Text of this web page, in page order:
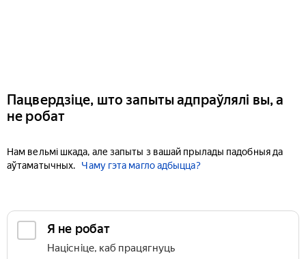
Пацвердзіце, што запыты адпраўлялі вы, а
не робат
Нам вельмі шкада, але запыты з вашай прылады падобныя да
аўтаматычных.
Чаму гэта магло адбыцца?
Я не робат
Націсніце, каб працягнуць